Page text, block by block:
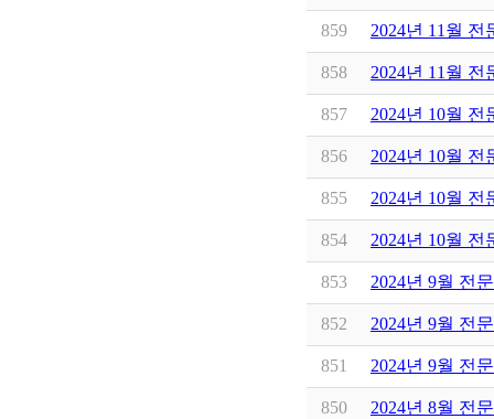
859 2024년 11월
858 2024년 11월
857 2024년 10월
856 2024년 10월
855 2024년 10월
854 2024년 10월
853 2024년 9월 전
852 2024년 9월 전
851 2024년 9월 전
850 2024년 8월 전